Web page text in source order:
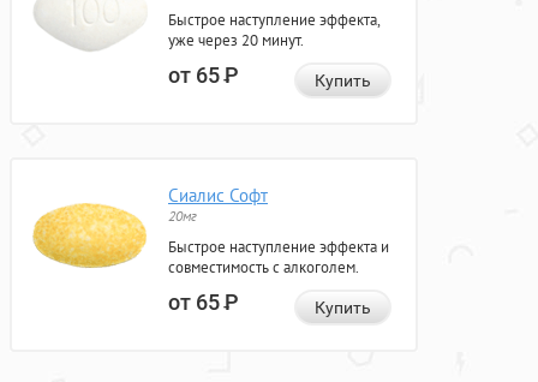
Быстрое наступление эффекта,
уже через 20 минут.
от 65Р Купить
Сиалис Софт
20мг
Быстрое наступление эффекта и
совместимость с алкоголем.
от 65Р Купить